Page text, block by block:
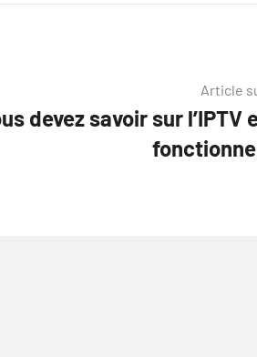
Article
devez savoir sur l’IPTV